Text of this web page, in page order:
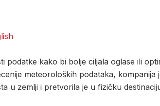
podatke kako bi bolje ciljala oglase ili
meteoroloških podataka,
u zemlji i pretvorila je u fizičku